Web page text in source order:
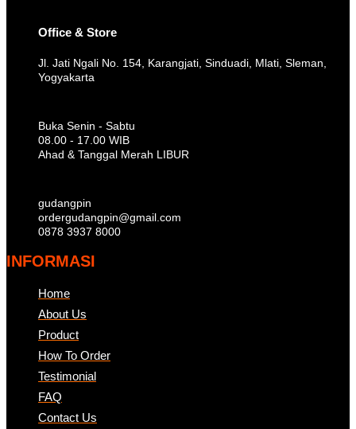
Office & Store
Jl. Jati Ngali No. 154, Karangjati, Sinduadi, Mlati, Sleman,
Yogyakarta
Buka Senin - Sabtu
08.00 - 17.00 WIB
Ahad & Tanggal Merah LIBUR
gudangpin
ordergudangpin@gmail.com
0878 3937 8000
INFORMASI
Home
About Us
Product
How To Order
Testimonial
FAQ
Contact Us